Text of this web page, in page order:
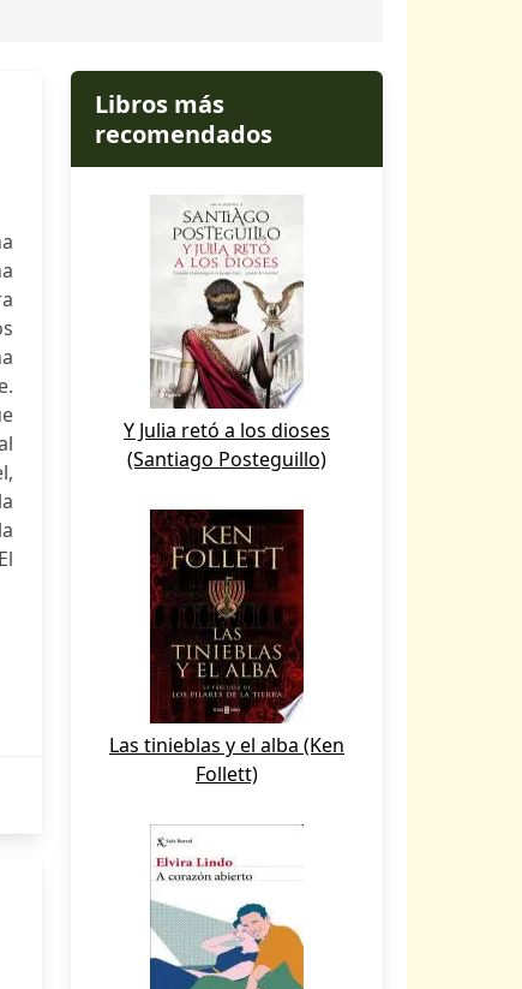
Libros más
recomendados
Y Julia retó a los dioses
(Santiago Posteguillo)
Las tinieblas y el alba (Ken
Follett)